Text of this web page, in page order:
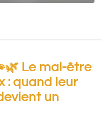
Le mal-être
: quand leur
un